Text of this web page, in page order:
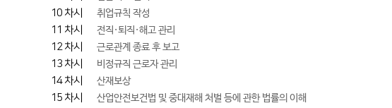
10 차시 취업규칙 작성
11 차시 전직·퇴직·해고 관리
12 차시 근로관계 종료 후 보고
13 차시 비정규직 근로자 관리
14 차시 산재보상
15 차시 산업안전보건법 및 중대재해 처벌 등에 관한 법률의 이해